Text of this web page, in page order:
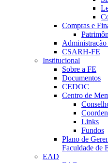
Compras e
Administração
CSARH-FE
Institucional
Sobre a FE
Documentos
CEDOC
Centro de
Links
Fundos
Plano de
Faculdade de
EAD